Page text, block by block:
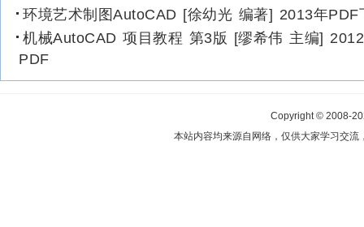
环境艺术制图AutoCAD [徐幼光 编著] 2013年PDF
机械AutoCAD 项目教程 第3版 [缪希伟 主编]
PDF
Copyright © 2008-
本站内容均来源自网络，仅供大家学习交